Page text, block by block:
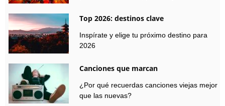
Top 2026: destinos clave
Inspírate y elige tu próximo destino para
2026
Canciones que marcan
¿Por qué recuerdas canciones viejas mejor
que las nuevas?